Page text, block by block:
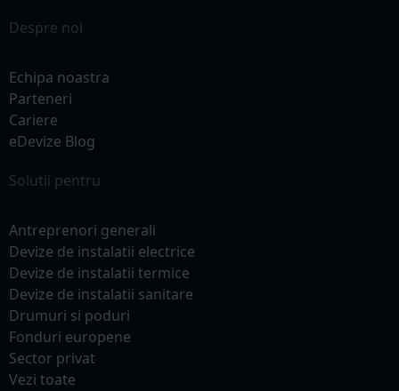
Despre noi
Echipa noastra
Parteneri
Cariere
eDevize Blog
Solutii pentru
Antreprenori generali
Devize de instalatii electrice
Devize de instalatii termice
Devize de instalatii sanitare
Drumuri si poduri
Fonduri europene
Sector privat
Vezi toate